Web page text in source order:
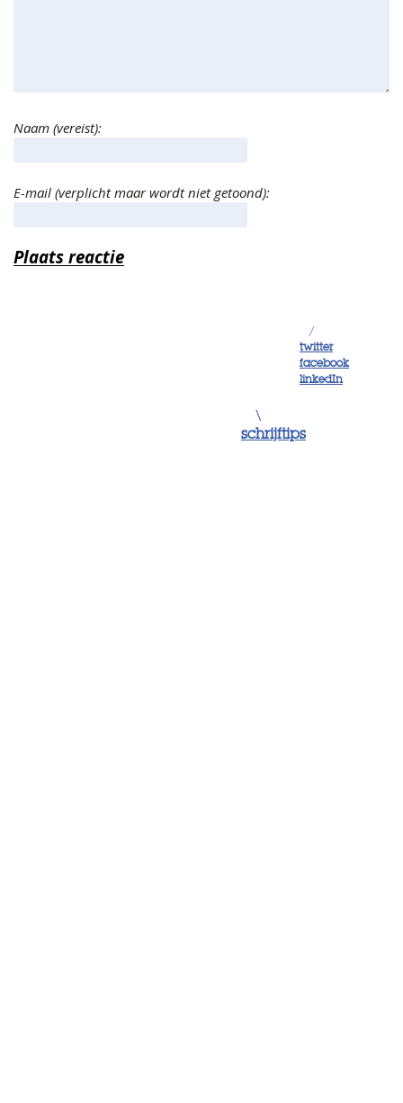
Naam (vereist):
E-mail (verplicht maar wordt niet getoond):
/
twitter
facebook
linkedIn
\
schrijftips